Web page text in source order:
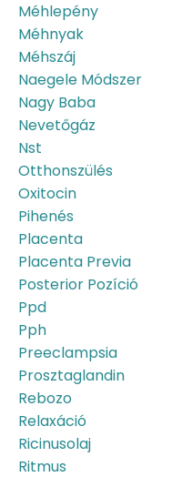
Méhlepény
Méhnyak
Méhszáj
Naegele Módszer
Nagy Baba
Nevetőgáz
Nst
Otthonszülés
Oxitocin
Pihenés
Placenta
Placenta Previa
Posterior Pozíció
Ppd
Pph
Preeclampsia
Prosztaglandin
Rebozo
Relaxáció
Ricinusolaj
Ritmus